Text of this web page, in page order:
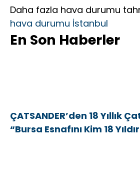
Daha fazla hava durumu
hava durumu İstanbul
En Son Haberler
ÇATSANDER’den 18 Yıllık
“Bursa Esnafını Kim 18